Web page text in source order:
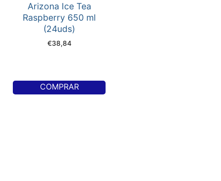
Arizona Ice Tea
Raspberry 650 ml
(24uds)
€38,84
COMPRAR